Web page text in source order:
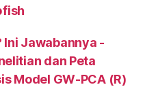
Ini Jawabannya -
dan Peta
Model GW-PCA (R)